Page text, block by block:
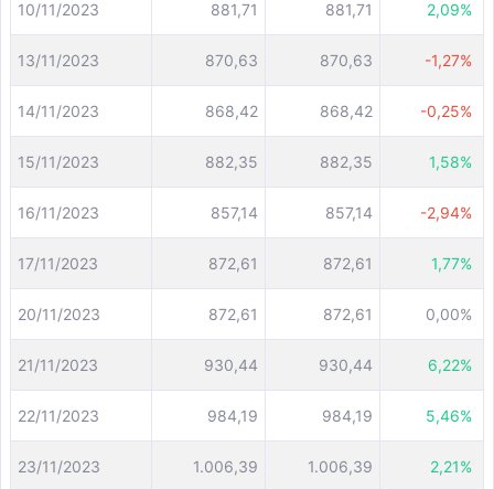
10/11/2023 881,71 881,71 2,09%
13/11/2023 870,63 870,63 -1,27%
14/11/2023 868,42 868,42 -0,25%
15/11/2023 882,35 882,35 1,58%
16/11/2023 857,14 857,14 -2,94%
17/11/2023 872,61 872,61 1,77%
20/11/2023 872,61 872,61 0,00%
21/11/2023 930,44 930,44 6,22%
22/11/2023 984,19 984,19 5,46%
23/11/2023 1.006,39 1.006,39 2,21%